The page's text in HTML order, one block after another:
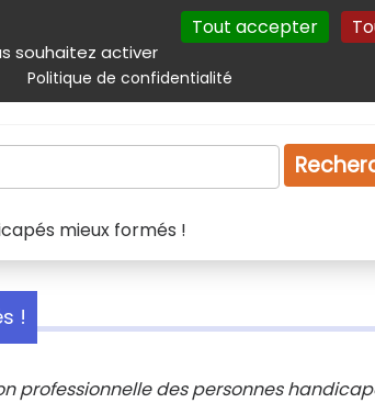
souhaitez activer
Tout accepter
Politique de confidentialité
Autres services Plan du site
Emploi Droit
mieux formés !
!
professionnelle des personnes